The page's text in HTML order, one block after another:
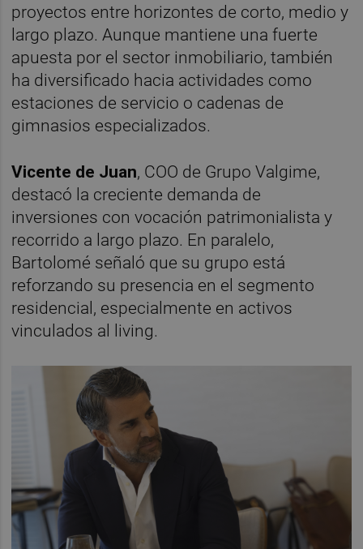
proyectos entre horizontes de corto, medio y
largo plazo. Aunque mantiene una fuerte
apuesta por el sector inmobiliario, también
ha diversificado hacia actividades como
estaciones de servicio o cadenas de
gimnasios especializados.
Vicente de Juan, COO de Grupo Valgime,
destacó la creciente demanda de
inversiones con vocación patrimonialista y
recorrido a largo plazo. En paralelo,
Bartolomé señaló que su grupo está
reforzando su presencia en el segmento
residencial, especialmente en activos
vinculados al living.